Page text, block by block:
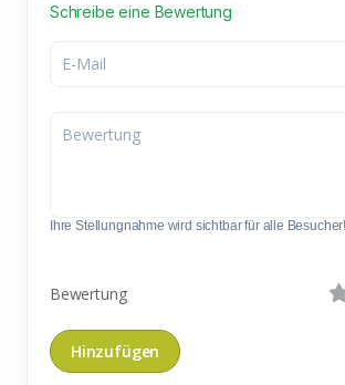
Schreibe eine Bewertung
Ihre Stellungnahme wird sichtbar für alle Besucher!
Bewertung